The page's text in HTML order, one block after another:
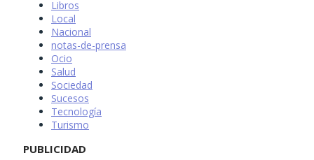
Libros
Local
Nacional
notas-de-prensa
Ocio
Salud
Sociedad
Sucesos
Tecnología
Turismo
PUBLICIDAD